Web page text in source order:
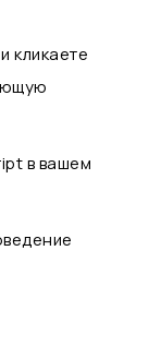
кликаете
в вашем